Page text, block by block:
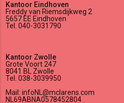
Kantoor Eindhoven
Freddy van Riemsdijkweg 2
5657 EE Eindhoven
Tel. 040-3031790
Kantoor Zwolle
Grote Voort 247
8041 BL Zwolle
Tel. 038-3039950
Mail: infoNL@mclarens.com
NL69ABNA0578452804